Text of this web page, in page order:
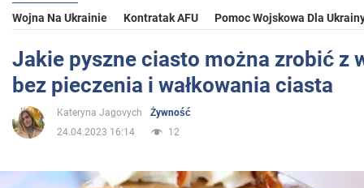
Sport
Rozrywka
Wojna Na Ukrainie Kontratak AFU Pomoc Wojskowa Dla
Jakie pyszne ciasto można zrobić z
bez pieczenia i wałkowania ciasta
Kateryna Jagovych
Żywność
24.04.2023 16:14
12